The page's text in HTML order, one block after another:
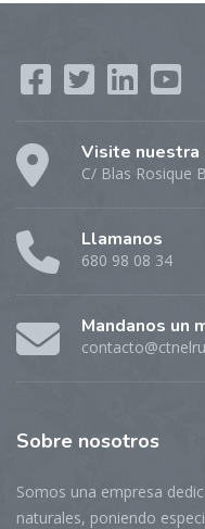
Visite nuestra
C/ Blas Rosique
Llamanos
680 98 08 34
Mandanos un
Sobre nosotros
Somos una empresa
naturales, poniendo